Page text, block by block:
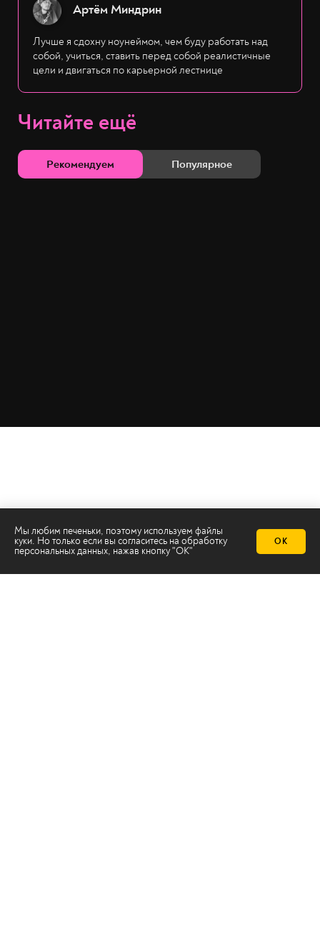
Артём Миндрин
Лучше я сдохну ноунеймом, чем буду работать над
собой, учиться, ставить перед собой реалистичные
цели и двигаться по карьерной лестнице
Читайте ещё
Рекомендуем Популярное
Мы любим печеньки, поэтому используем файлы
куки. Но только если вы согласитесь на обработку
персональных данных, нажав кнопку "ОК"
ОК